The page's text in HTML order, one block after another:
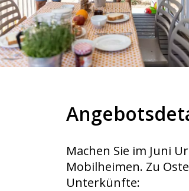
Machen Sie im Juni
Mobilheimen. Zu
Unterkünfte: